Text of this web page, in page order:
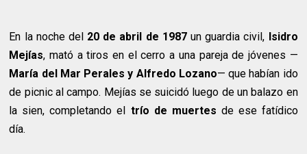
En la noche del 20 de abril de 1987un guardia civil, Isidro
Mejías, mató a tiros en el cerro a una pareja de jóvenes —
María del Mar Perales y Alfredo Lozano— que habían ido
de picnic al campo. Mejías se suicidó luego de un balazo en
la sien, completando el trío de muertes de ese fatídico
día.